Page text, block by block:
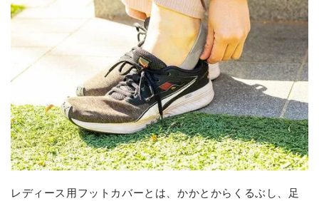
レディース用フットカバーとは、かかとからくるぶし、足